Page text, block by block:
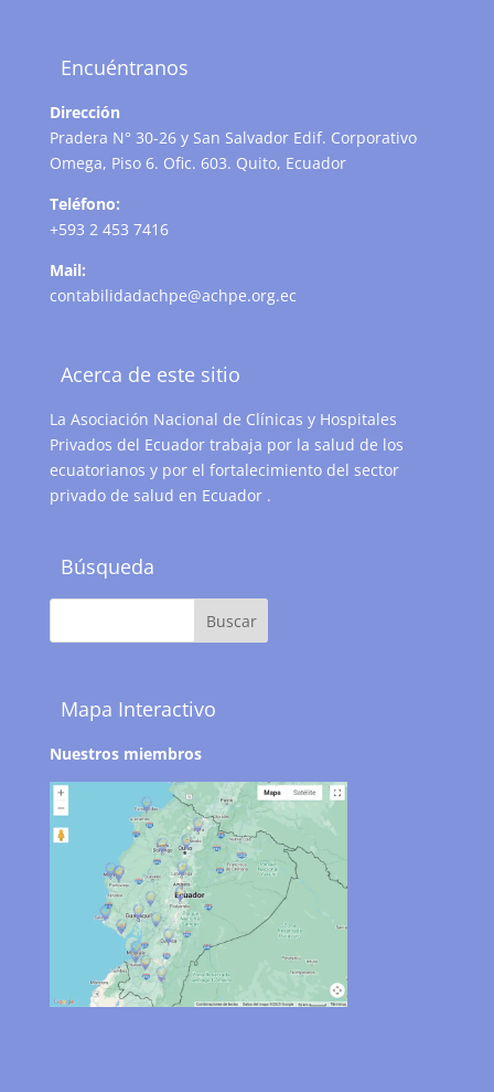
Encuéntranos
Dirección
Pradera N° 30-26 y San Salvador Edif. Corporativo
Omega, Piso 6. Ofic. 603. Quito, Ecuador
Teléfono:
+593 2 453 7416
Mail:
contabilidadachpe@achpe.org.ec
Acerca de este sitio
La Asociación Nacional de Clínicas y Hospitales
Privados del Ecuador trabaja por la salud de los
ecuatorianos y por el fortalecimiento del sector
privado de salud en Ecuador .
Búsqueda
Mapa Interactivo
Nuestros miembros